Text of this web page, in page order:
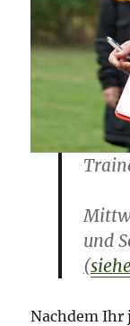
und
(
Nachdem Ihr